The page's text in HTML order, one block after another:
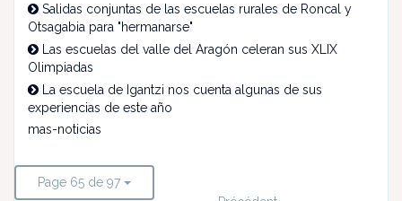
Salidas conjuntas de las escuelas rurales de Roncal y
Otsagabia para "hermanarse"
Las escuelas del valle del Aragón celeran sus XLIX
Olimpiadas
La escuela de Igantzi nos cuenta algunas de sus
experiencias de este año
mas-noticias
Page 65 de 97